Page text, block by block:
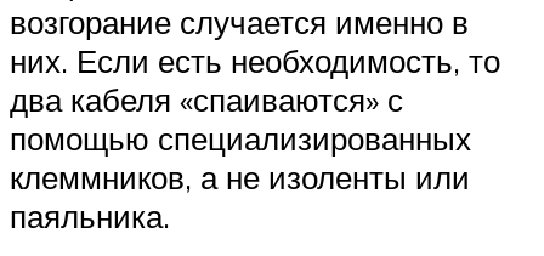
возгорание случается именно в
них. Если есть необходимость, то
два кабеля «спаиваются» с
помощью специализированных
клеммников, а не изоленты или
паяльника.